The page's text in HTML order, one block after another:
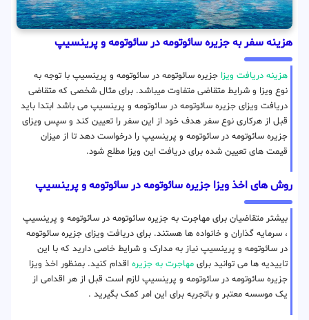
هزینه سفر به جزیره سائوتومه در سائوتومه و پرینسیپ
هزینه دریافت ویزا جزیره سائوتومه در سائوتومه و پرینسیپ با توجه به
نوع ویزا و شرایط متقاضی متفاوت میباشد. برای مثال شخصی که متقاضی
دریافت ویزای جزیره سائوتومه در سائوتومه و پرینسیپ می باشد ابتدا باید
قبل از هرکاری نوع سفر هدف خود از این سفر را تعیین کند و سپس ویزای
جزیره سائوتومه در سائوتومه و پرینسیپ را درخواست دهد تا از میزان
قیمت های تعیین شده برای دریافت این ویزا مطلع شود.
روش های اخذ ویزا جزیره سائوتومه در سائوتومه و پرینسیپ
بیشتر متقاضیان برای مهاجرت به جزیره سائوتومه در سائوتومه و پرینسیپ
، سرمایه گذاران و خانواده ها هستند. برای دریافت ویزای جزیره سائوتومه
در سائوتومه و پرینسیپ نیاز به مدارک و شرایط خاصی دارید که با این
تاییدیه ها می توانید برای مهاجرت به جزیره اقدام کنید. بمنظور اخذ ویزا
جزیره سائوتومه در سائوتومه و پرینسیپ لازم است قبل از هر اقدامی از
یک موسسه معتبر و باتجربه برای این امر کمک بگیرید .